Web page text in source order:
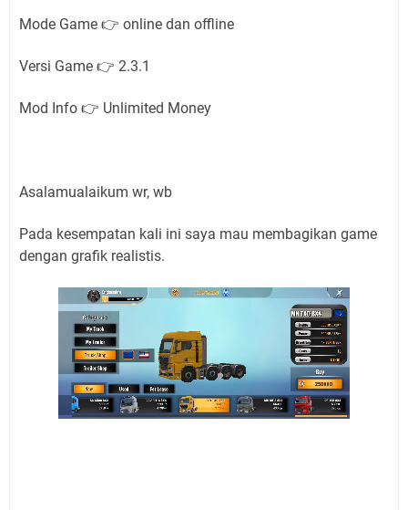
Mode Game 👉 online dan offline
Versi Game 👉 2.3.1
Mod Info 👉 Unlimited Money
Asalamualaikum wr, wb
Pada kesempatan kali ini saya mau membagikan game
dengan grafik realistis.